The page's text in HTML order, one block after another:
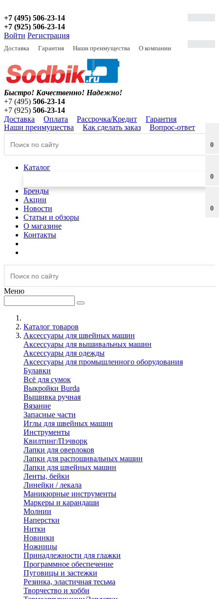
+7 (495) 506-23-14
+7 (925) 506-23-14
Войти Регистрация
Доставка Гарантия Наши преимущества О компании
0
0
0
Быстро! Качественно! Надежно!
+7 (495) 506-23-14
+7 (925) 506-23-14
Доставка
Оплата Рассрочка/Кредит
Гарантия
Наши преимущества
Как сделать заказ Вопрос-ответ
Каталог
Бренды
Акции
Новости
Статьи и обзоры
О магазине
Контакты
Меню
Каталог товаров
Аксессуары для швейных машин
Аксессуары для вышивальных машин
Аксессуары для одежды
Аксессуары для промышленного оборудования
Булавки
Всё для сумок
Выкройки Burda
Вышивка ручная
Вязание
Запасные части
Иглы для швейных машин
Инструменты
Квилтинг/Пэчворк
Лапки для оверлоков
Лапки для распошивальных машин
Лапки для швейных машин
Ленты, бейки
Линейки / лекала
Маникюрные инструменты
Маркеры и карандаши
Молнии
Наперстки
Нитки
Новинки
Ножницы
Принадлежности для глажки
Программное обеспечение
Пуговицы и застежки
Резинка, эластичная тесьма
Творчество и хобби